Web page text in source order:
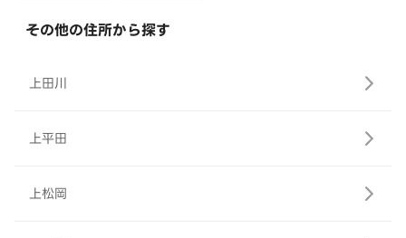
その他の住所から探す
上田川
上平田
上松岡